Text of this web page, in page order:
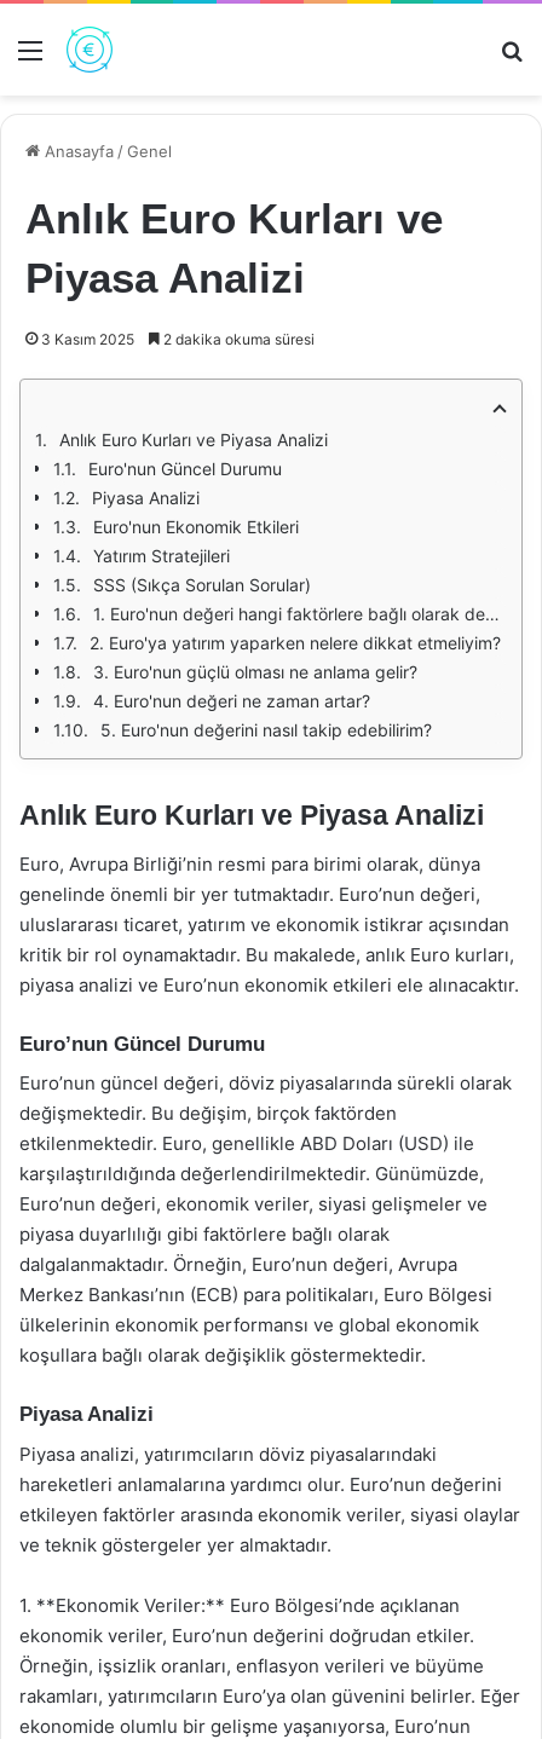
Menü
Anasayfa /Genel
Anlık Euro Kurları ve
Piyasa Analizi
3 Kasım 2025 2 dakika okuma süresi
Anlık Euro Kurları ve Piyasa Analizi
Euro'nun Güncel Durumu
Piyasa Analizi
Euro'nun Ekonomik Etkileri
Yatırım Stratejileri
SSS (Sıkça Sorulan Sorular)
1. Euro'nun değeri hangi faktörlere bağlı olarak değişir?
2. Euro'ya yatırım yaparken nelere dikkat etmeliyim?
3. Euro'nun güçlü olması ne anlama gelir?
4. Euro'nun değeri ne zaman artar?
5. Euro'nun değerini nasıl takip edebilirim?
Anlık Euro Kurları ve Piyasa Analizi
Euro, Avrupa Birliği’nin resmi para birimi olarak, dünya
genelinde önemli bir yer tutmaktadır. Euro’nun değeri,
uluslararası ticaret, yatırım ve ekonomik istikrar açısından
kritik bir rol oynamaktadır. Bu makalede, anlık Euro kurları,
piyasa analizi ve Euro’nun ekonomik etkileri ele alınacaktır.
Euro’nun Güncel Durumu
Euro’nun güncel değeri, döviz piyasalarında sürekli olarak
değişmektedir. Bu değişim, birçok faktörden
etkilenmektedir. Euro, genellikle ABD Doları (USD) ile
karşılaştırıldığında değerlendirilmektedir. Günümüzde,
Euro’nun değeri, ekonomik veriler, siyasi gelişmeler ve
piyasa duyarlılığı gibi faktörlere bağlı olarak
dalgalanmaktadır. Örneğin, Euro’nun değeri, Avrupa
Merkez Bankası’nın (ECB) para politikaları, Euro Bölgesi
ülkelerinin ekonomik performansı ve global ekonomik
koşullara bağlı olarak değişiklik göstermektedir.
Piyasa Analizi
Piyasa analizi, yatırımcıların döviz piyasalarındaki
hareketleri anlamalarına yardımcı olur. Euro’nun değerini
etkileyen faktörler arasında ekonomik veriler, siyasi olaylar
ve teknik göstergeler yer almaktadır.
1. **Ekonomik Veriler:** Euro Bölgesi’nde açıklanan
ekonomik veriler, Euro’nun değerini doğrudan etkiler.
Örneğin, işsizlik oranları, enflasyon verileri ve büyüme
rakamları, yatırımcıların Euro’ya olan güvenini belirler. Eğer
ekonomide olumlu bir gelişme yaşanıyorsa, Euro’nun